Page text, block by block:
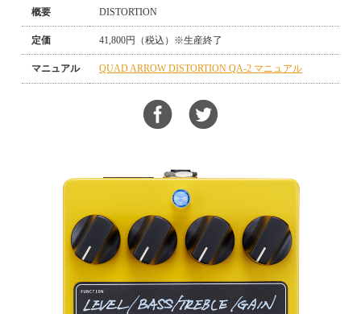
概要 DISTORTION
定価 41,800円（税込）※生産終了
マニュアル QUAD ARROW DISTORTION QA-2 マニュアル